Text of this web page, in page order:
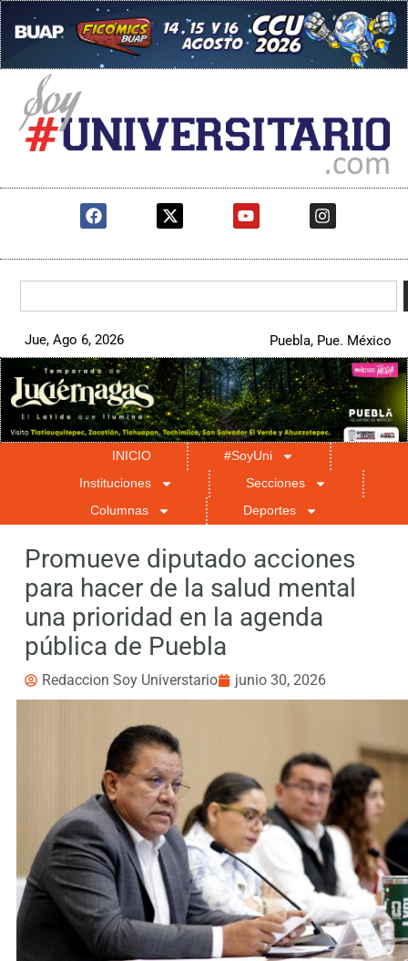
Jue, Ago 6, 2026 Puebla, Pue. México
INICIO
#SoyUni
Instituciones
Secciones
Columnas
Deportes
Promueve diputado acciones
para hacer de la salud mental
una prioridad en la agenda
pública de Puebla
Redaccion Soy Universtario junio 30, 2026